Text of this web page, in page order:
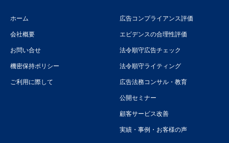
ホーム
会社概要
お問い合せ
機密保持ポリシー
ご利用に際して
広告コンプライアンス評価
エビデンスの合理性評価
法令順守広告チェック
法令順守ライティング
広告法務コンサル・教育
公開セミナー
顧客サービス改善
実績・事例・お客様の声